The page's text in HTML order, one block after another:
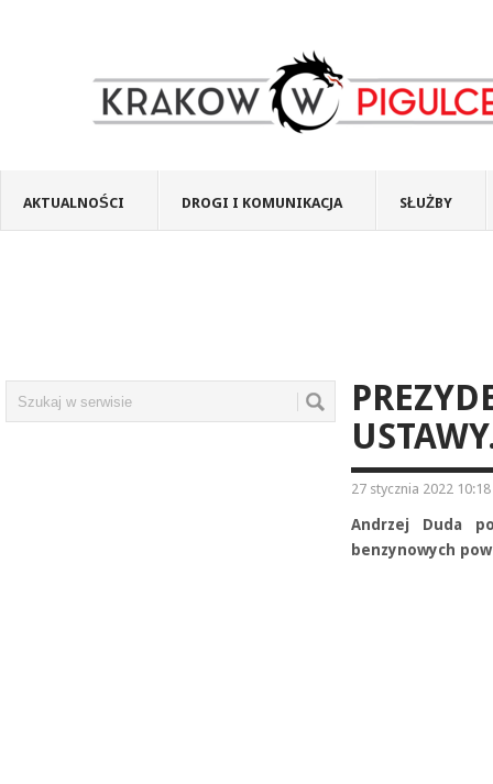
AKTUALNOŚCI DROGI I KOMUNIKACJA SŁUŻBY
27 stycznia 2022 10:18
Andrzej Duda
benzynowych